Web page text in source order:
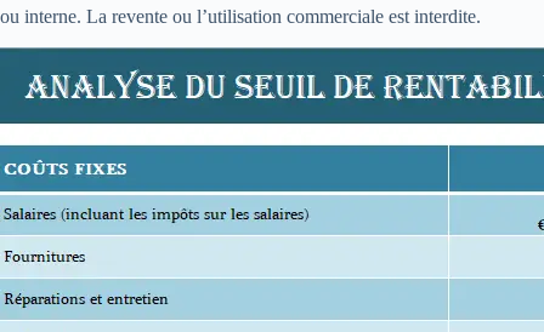
ou interne. La revente ou l’utilisation commerciale est interdite.